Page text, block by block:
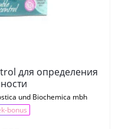
для определения
und Biochemica mbh
bonus